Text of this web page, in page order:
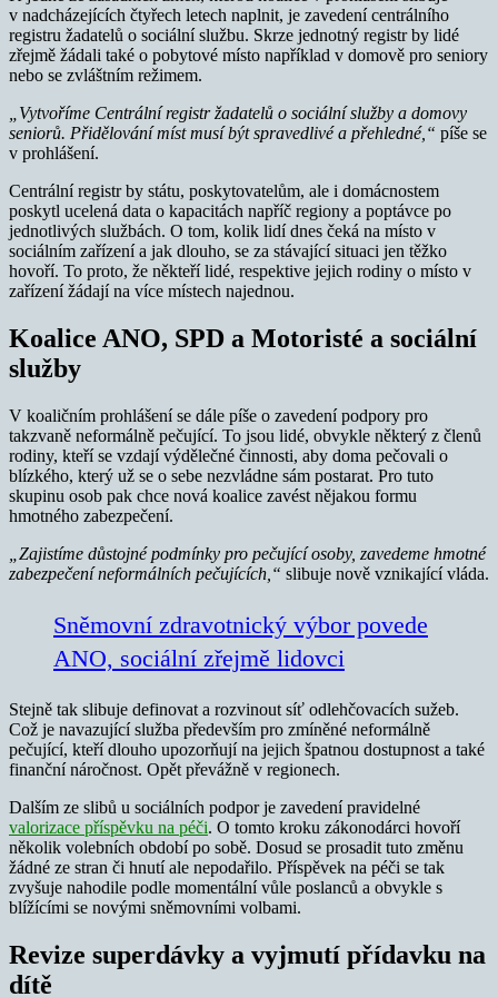
v nadcházejících čtyřech letech naplnit, je zavedení centrálního
registru žadatelů o sociální službu. Skrze jednotný registr by lidé
zřejmě žádali také o pobytové místo například v domově pro seniory
nebo se zvláštním režimem.
„Vytvoříme Centrální registr žadatelů o sociální služby a domovy
seniorů. Přidělování míst musí být spravedlivé a přehledné,“ píše se
v prohlášení.
Centrální registr by státu, poskytovatelům, ale i domácnostem
poskytl ucelená data o kapacitách napříč regiony a poptávce po
jednotlivých službách. O tom, kolik lidí dnes čeká na místo v
sociálním zařízení a jak dlouho, se za stávající situaci jen těžko
hovoří. To proto, že někteří lidé, respektive jejich rodiny o místo v
zařízení žádají na více místech najednou.
Koalice ANO, SPD a Motoristé a sociální
služby
V koaličním prohlášení se dále píše o zavedení podpory pro
takzvaně neformálně pečující. To jsou lidé, obvykle některý z členů
rodiny, kteří se vzdají výdělečné činnosti, aby doma pečovali o
blízkého, který už se o sebe nezvládne sám postarat. Pro tuto
skupinu osob pak chce nová koalice zavést nějakou formu
hmotného zabezpečení.
„Zajistíme důstojné podmínky pro pečující osoby, zavedeme hmotné
zabezpečení neformálních pečujících,“ slibuje nově vznikající vláda.
Sněmovní zdravotnický výbor povede
ANO, sociální zřejmě lidovci
Stejně tak slibuje definovat a rozvinout síť odlehčovacích sužeb.
Což je navazující služba především pro zmíněné neformálně
pečující, kteří dlouho upozorňují na jejich špatnou dostupnost a také
finanční náročnost. Opět převážně v regionech.
Dalším ze slibů u sociálních podpor je zavedení pravidelné
valorizace příspěvku na péči. O tomto kroku zákonodárci hovoří
několik volebních období po sobě. Dosud se prosadit tuto změnu
žádné ze stran či hnutí ale nepodařilo. Příspěvek na péči se tak
zvyšuje nahodile podle momentální vůle poslanců a obvykle s
blížícími se novými sněmovními volbami.
Revize superdávky a vyjmutí přídavku na
dítě